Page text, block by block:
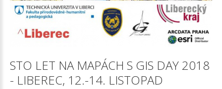
STO LET NA MAPÁCH S GIS DAY 2018
- LIBEREC, 12.-14. LISTOPAD